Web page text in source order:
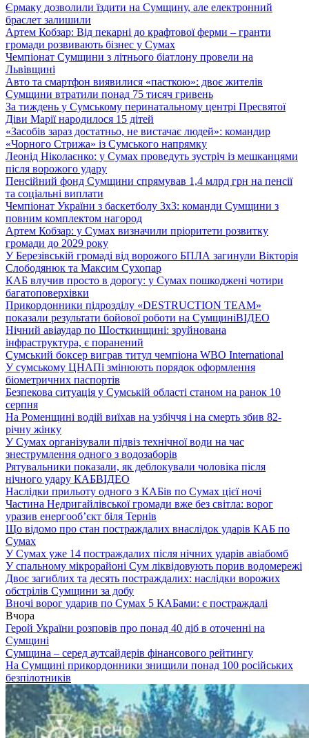
Єрмаку дозволили їздити на Сумщину, але електронний
браслет залишили
Артем Кобзар: Від пекарні до крафтової ферми – гранти
громади розвивають бізнес у Сумах
Чемпіонат Сумщини з літнього біатлону провели на
Львівщині
Авто та смартфон виявилися «пасткою»: двоє жителів
Сумщини втратили понад 75 тисяч гривень
За тиждень у Сумському перинатальному центрі Пресвятої
Діви Марії народилося 15 дітей
«Засобів зараз достатньо, не вистачає людей»: командир
«Чорного Стрижа» із Сумського напрямку
Леонід Ніколаєнко: у Сумах проведуть зустріч із мешканцями
після ворожого удару
Пенсійний фонд Сумщини спрямував 1,4 млрд грн на пенсії
та соціальні виплати
Чемпіонат України з баскетболу 3х3: команди Сумщини з
повним комплектом нагород
Артем Кобзар: у Сумах визначили пріоритети розвитку
громади до 2029 року
У Березівській громаді від ворожого БПЛА загинули Вікторія
Слободянюк та Максим Сухопар
КАБ влучив просто в дорогу: у Сумах пошкоджені чотири
багатоповерхівки
Прикордонники підрозділу «DESTRUCTION TEAM»
показали результати бойової роботи на СумщиніВІДЕО
Нічний авіаудар по Шосткинщині: зруйнована
інфраструктура, є поранений
Сумський боксер виграв титул чемпіона WBO International
У сумському ЦНАПі змінюють порядок оформлення
біометричних паспортів
Безпекова ситуація у Сумській області станом на ранок 10
серпня
На Роменщині водій виїхав на узбіччя і на смерть збив 82-
річну жінку
У Сумах організували підвіз технічної води на час
знеструмлення одного з водозаборів
Рятувальники показали, як деблокували чоловіка після
нічного удару КАБВІДЕО
Наслідки прильоту одного з КАБів по Сумах цієї ночі
Частина Недригайлівської громади вже без світла: ворог
уразив енергооб’єкт біля Тернів
Що відомо про стан постраждалих внаслідок ударів КАБ по
Сумах
У Сумах уже 14 постраждалих після нічних ударів авіабомб
У спальному мікрорайоні Сум ліквідовують порив водомережі
Двоє загиблих та десять постраждалих: наслідки ворожих
обстрілів Сумщини за добу
Вночі ворог ударив по Сумах 5 КАБами: є постраждалі
Вчора
Герой України розповів про понад 40 діб в оточенні на
Сумщині
Сумщина – серед аутсайдерів фінансового рейтингу
На Сумщині прикордонники знищили понад 100 російських
безпілотників